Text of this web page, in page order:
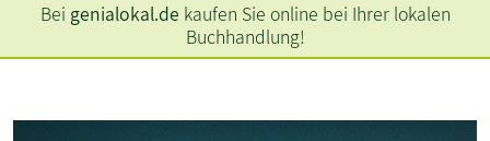
Bei genialokal.de kaufen Sie online bei Ihrer lokalen
Buchhandlung!